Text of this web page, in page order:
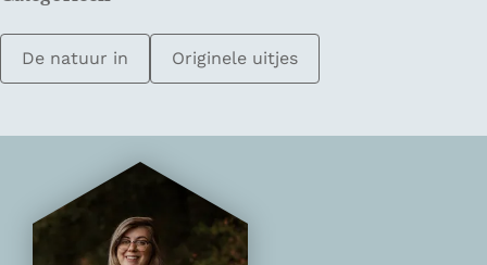
De natuur in Originele uitjes